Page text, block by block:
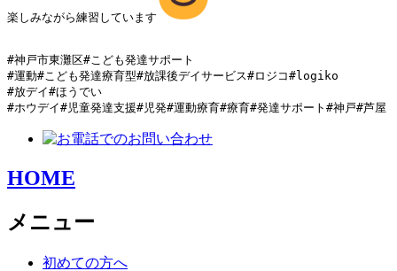
楽しみながら練習しています
#神戸市東灘区#こども発達サポート
#運動#こども発達療育型#放課後デイサービス#ロジコ#logiko
#放デイ#ほうでい
#ホウデイ#児童発達支援#児発#運動療育#療育#発達サポート#神戸#芦屋
HOME
メニュー
初めての方へ